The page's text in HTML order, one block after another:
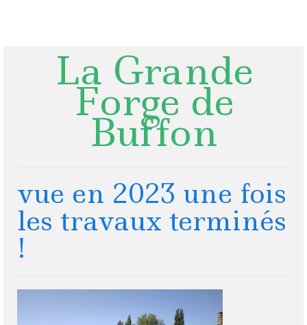
La Grande
Forge de
Buffon
vue en 2023 une fois
les travaux terminés
!